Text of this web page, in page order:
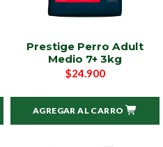
Prestige Perro Adult
Medio 7+ 3kg
$24.900
AGREGAR AL CARRO